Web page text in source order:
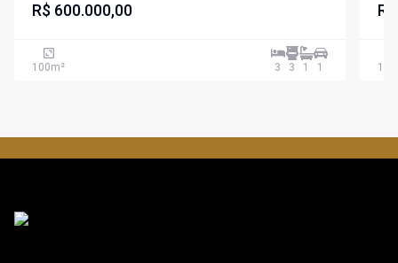
de Londrina
R$ 600.000,00
100m² 3 3 1 1 100